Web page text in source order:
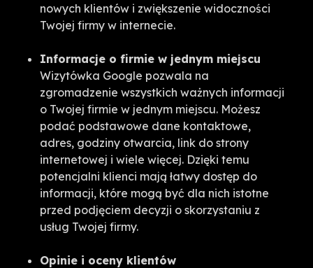
nowych klientów i zwiększenie widoczności
Twojej firmy w internecie.
Informacje o firmie w jednym miejscu
Wizytówka Google pozwala na
zgromadzenie wszystkich ważnych informacji
o Twojej firmie w jednym miejscu. Możesz
podać podstawowe dane kontaktowe,
adres, godziny otwarcia, link do strony
internetowej i wiele więcej. Dzięki temu
potencjalni klienci mają łatwy dostęp do
informacji, które mogą być dla nich istotne
przed podjęciem decyzji o skorzystaniu z
usług Twojej firmy.
Opinie i oceny klientów